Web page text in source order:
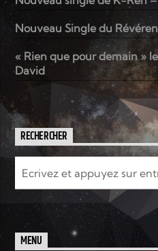
Nouveau Single du
« Rien que pour demain »
David
RECHERCHER
MENU